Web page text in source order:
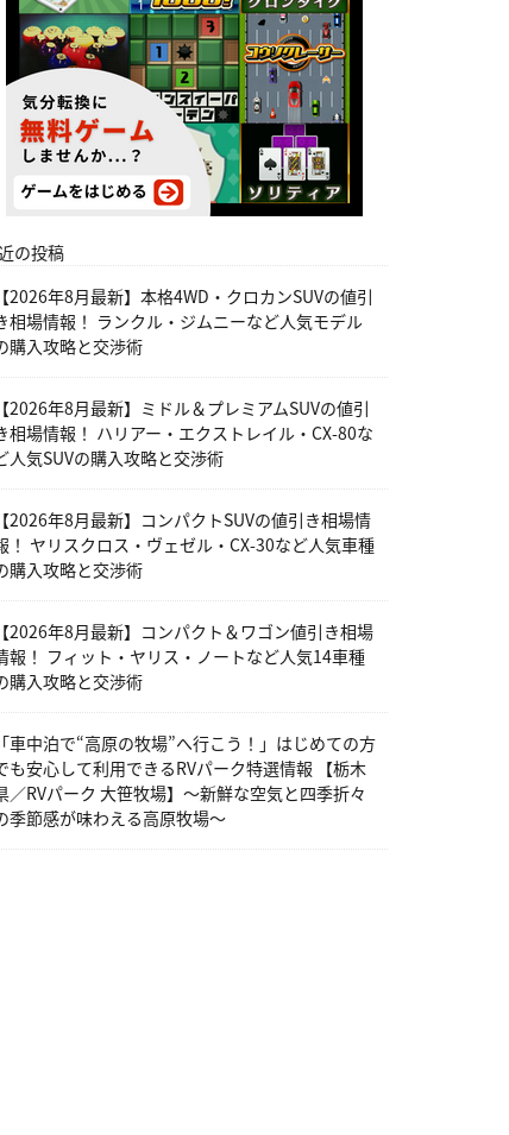
の投稿
【2026年8月最新】本格4WD・クロカンSUVの値引
相場情報！ ランクル・ジムニーなど人気モデル
購入攻略と交渉術
【2026年8月最新】ミドル＆プレミアムSUVの値引
相場情報！ ハリアー・エクストレイル・CX-80な
人気SUVの購入攻略と交渉術
【2026年8月最新】コンパクトSUVの値引き相場情
！ ヤリスクロス・ヴェゼル・CX-30など人気車種
購入攻略と交渉術
【2026年8月最新】コンパクト＆ワゴン値引き相場
報！ フィット・ヤリス・ノートなど人気14車種
購入攻略と交渉術
「車中泊で“高原の牧場”へ行こう！」はじめての方
も安心して利用できるRVパーク特選情報 【栃木
／RVパーク 大笹牧場】～新鮮な空気と四季折々
季節感が味わえる高原牧場～